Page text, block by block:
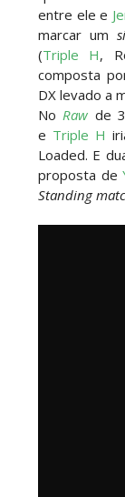
SCSA867 Aug
AEW: Buddy
aos ringues
SCSA867 -Aug
TNA: Elayna
combate
entre ele e
marcar um
(Triple H,
composta
DX levado a
No Raw de
e Triple H
Loaded. E
proposta de
Standing